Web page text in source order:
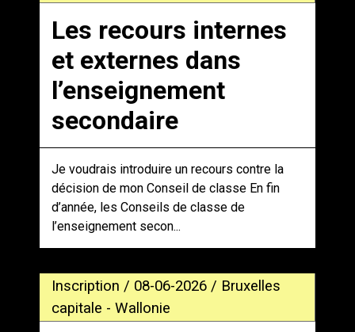
Les recours internes
et externes dans
l’enseignement
secondaire
Je voudrais introduire un recours contre la
décision de mon Conseil de classe En fin
d’année, les Conseils de classe de
l’enseignement secon...
Inscription / 08-06-2026 / Bruxelles
capitale - Wallonie